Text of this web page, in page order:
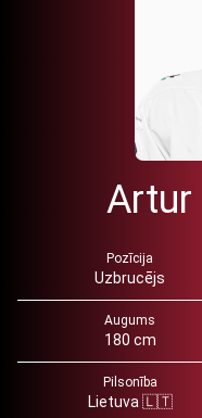
Artur
Pozīcija
Uzbrucējs
Augums
180 cm
Pilsonība
Lietuva 🇱🇹